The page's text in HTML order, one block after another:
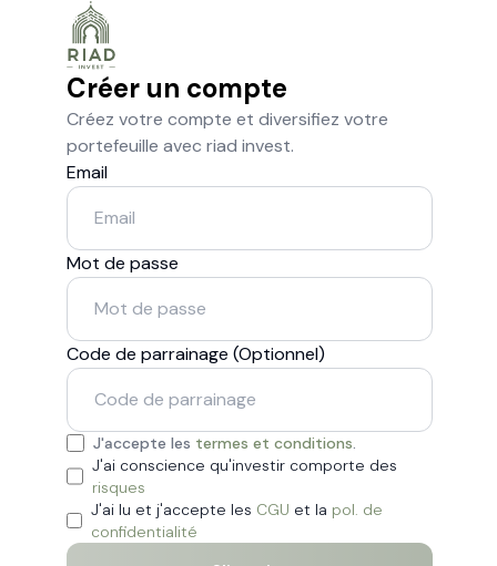
Créer un compte
Créez votre compte et diversifiez votre
portefeuille avec riad invest.
Email
Mot de passe
Code de parrainage (Optionnel)
J'accepte les termes et conditions.
J'ai lu et j'accepte les CGU et la pol. de
confidentialité
J'ai conscience qu'investir comporte des
risques